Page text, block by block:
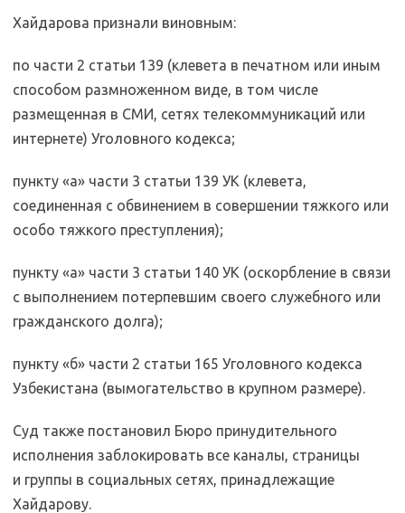
Хайдарова признали виновным:
по части 2 статьи 139 (клевета в печатном или иным
способом размноженном виде, в том числе
размещенная в СМИ, сетях телекоммуникаций или
интернете) Уголовного кодекса;
пункту «а» части 3 статьи 139 УК (клевета,
соединенная с обвинением в совершении тяжкого или
особо тяжкого преступления);
пункту «а» части 3 статьи 140 УК (оскорбление в связи
с выполнением потерпевшим своего служебного или
гражданского долга);
пункту «б» части 2 статьи 165 Уголовного кодекса
Узбекистана (вымогательство в крупном размере).
Суд также постановил Бюро принудительного
исполнения заблокировать все каналы, страницы
и группы в социальных сетях, принадлежащие
Хайдарову.